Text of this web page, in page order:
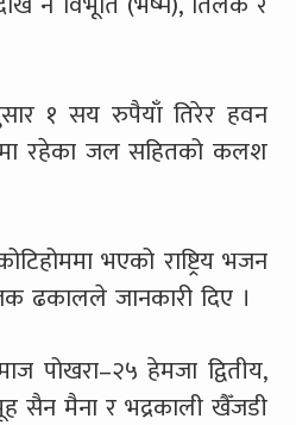
१ सय रुपैयाँ तिरेर हवन
रहेका जल सहितको कलश
भएको राष्ट्रिय भजन
ढकालले जानकारी दिए ।
पोखरा–२५ हेमजा द्वितीय,
सैन मैना र भद्रकाली खैँजडी